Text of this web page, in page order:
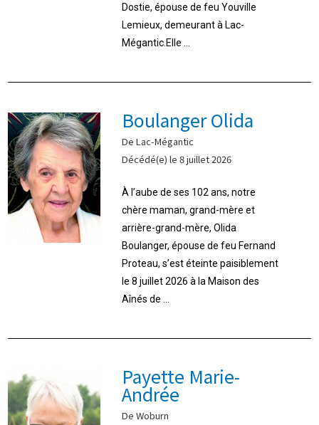
Dostie, épouse de feu Youville
Lemieux, demeurant à Lac-
Mégantic.Elle ...
Boulanger Olida
De Lac-Mégantic
Décédé(e) le 8 juillet 2026
À l’aube de ses 102 ans, notre
chère maman, grand-mère et
arrière-grand-mère, Olida
Boulanger, épouse de feu Fernand
Proteau, s’est éteinte paisiblement
le 8 juillet 2026 à la Maison des
Aînés de ...
Payette Marie-
Andrée
De Woburn